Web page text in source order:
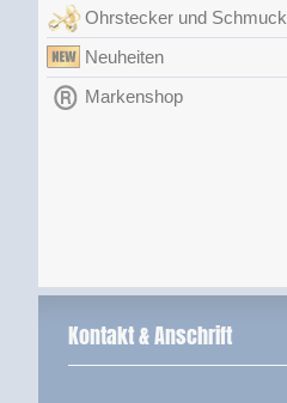
Ohrstecker und Schmuck
Neuheiten
Markenshop
Kontakt & Anschrift